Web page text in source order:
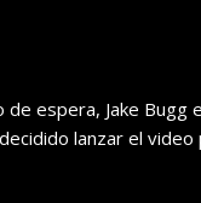
espera, Jake Bugg
lanzar el